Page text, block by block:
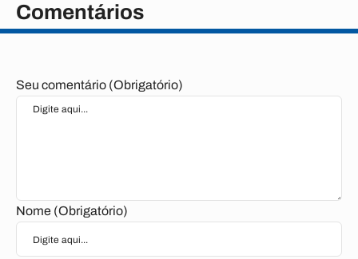
Comentários
Seu comentário (Obrigatório)
Nome (Obrigatório)